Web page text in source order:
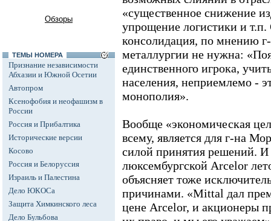
Обзоры
ТЕМЫ НОМЕРА
Признание независимости
Абхазии и Южной Осетии
Автопром
Ксенофобия и неофашизм в
России
Россия и Прибалтика
Исторические версии
Косово
Россия и Белоруссия
Израиль и Палестина
Дело ЮКОСа
Защита Химкинского леса
Дело Бульбова
«существенное снижение
упрощение логистики и
консолидация, по мнению
металлургии не нужна:
единственного игрока,
населения, неприемлемо -
монополия».
Вообще «экономическая
всему, является для г-на
силой принятия решений. И
люксембургской Arcelor
объясняет тоже
причинами. «Mittal дал
цене Arcelor, и акционеры